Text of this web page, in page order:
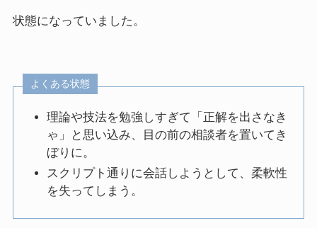
状態になっていました。
よくある状態
理論や技法を勉強しすぎて「正解を出さなき
ゃ」と思い込み、目の前の相談者を置いてき
ぼりに。
スクリプト通りに会話しようとして、柔軟性
を失ってしまう。